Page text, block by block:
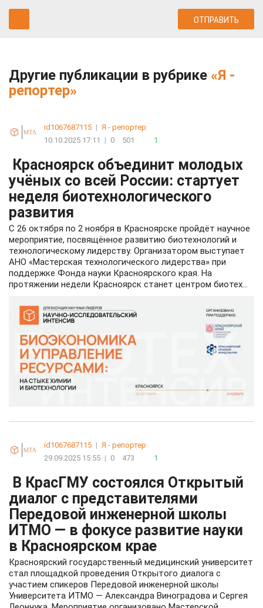
Другие публикации в рубрике «Я -
репортер»
id1067687115 | Я - репортер
10.10.2025 17:11
| 0 501 1
Красноярск объединит молодых
учёных со всей России: стартует
неделя биотехнологического
развития
С 26 октября по 2 ноября в Красноярске пройдёт научное
мероприятие, посвящённое развитию биотехнологий и
технологическому лидерству. Организатором выступает
АНО «Мастерская технологического лидерства» при
поддержке Фонда науки Красноярского края. На
протяжении недели Красноярск станет центром биотех...
id1067687115 | Я - репортер
29.09.2025 15:55 | 0 473 1
В КрасГМУ состоялся Открытый
диалог с представителями
Передовой инженерной школы
ИТМО — в фокусе развитие науки
в Красноярском крае
Красноярский государственный медицинский университет
стал площадкой проведения Открытого диалога с
участием спикеров Передовой инженерной школы
Университета ИТМО — Александра Виноградова и Сергея